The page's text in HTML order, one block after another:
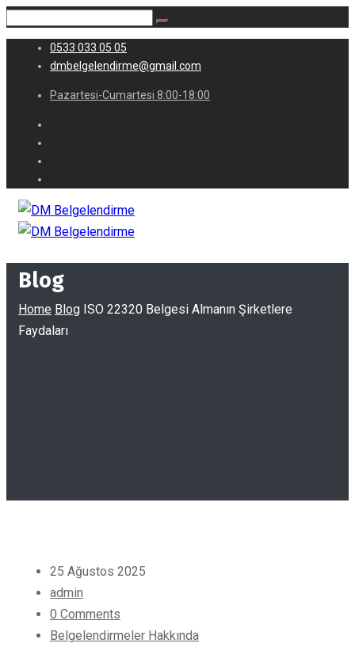
0533 033 05 05
dmbelgelendirme@gmail.com
Pazartesi-Cumartesi 8:00-18:00
Blog
Home Blog ISO 22320 Belgesi Almanın Şirketlere
Faydaları
25 Ağustos 2025
admin
0 Comments
Belgelendirmeler Hakkında